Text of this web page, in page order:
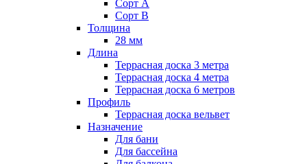
Сорт А
Сорт В
Толщина
28 мм
Длина
Террасная доска 3 метра
Террасная доска 4 метра
Террасная доска 6 метров
Профиль
Террасная доска вельвет
Назначение
Для бани
Для бассейна